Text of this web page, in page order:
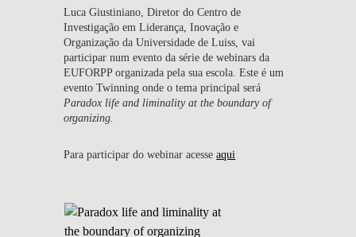
Luca Giustiniano, Diretor do Centro de
Investigação em Liderança, Inovação e
Organização da Universidade de Luiss, vai
participar num evento da série de webinars da
EUFORPP organizada pela sua escola. Este é um
evento Twinning onde o tema principal será
Paradox life and liminality at the boundary of
organizing.
Para participar do webinar acesseaqui